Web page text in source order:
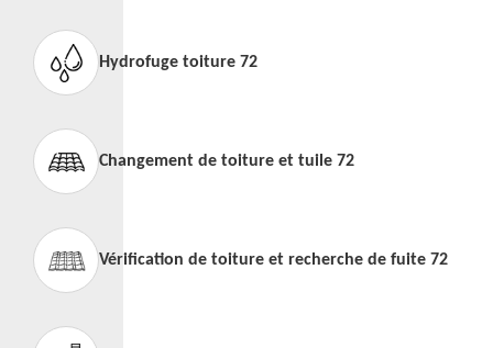
Hydrofuge toiture 72
Changement de toiture et tuile 72
Vérification de toiture et recherche de fuite 72